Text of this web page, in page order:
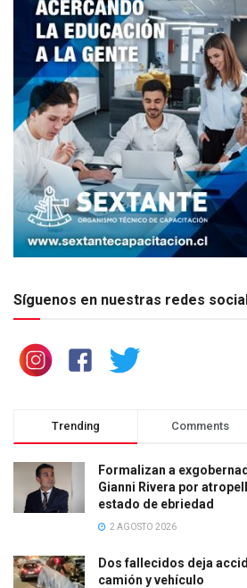
Síguenos en nuestras redes
Trending Comments
Formalizan a
Gianni Rivera por
estado de ebriedad
2 AGOSTO 2026
Dos fallecidos deja
camión y vehículo